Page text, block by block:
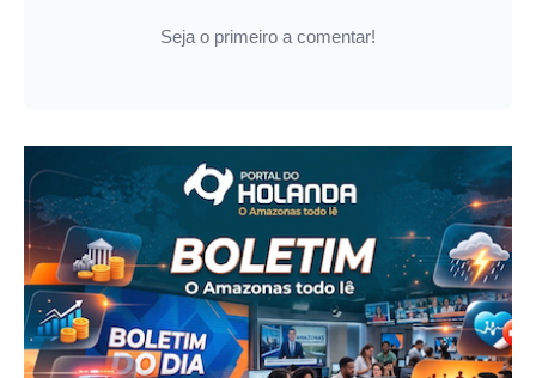
Seja o primeiro a comentar!